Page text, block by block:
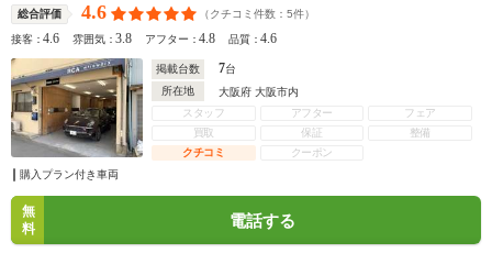
総合評価 4.6 （クチコミ件数： 5件）
接客：4.6 雰囲気：3.8 アフター：4.8 品質：4.6
掲載台数 7台
所在地
大阪府 大阪市内
スタッフ
アフター
フェア
買取
保証
整備
クチコミ
クーポン
購入プラン付き車両
無
料
電話する